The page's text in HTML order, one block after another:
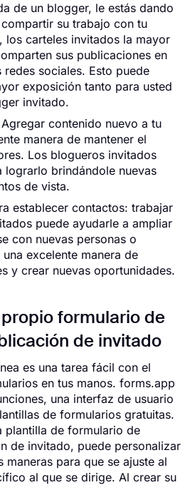
de un blogger, le estás dando
su trabajo con tu
los carteles invitados la mayor
sus publicaciones en
redes sociales. Esto puede
exposición tanto para usted
invitado.
contenido nuevo a tu
manera de mantener el
Los blogueros invitados
lograrlo brindándole nuevas
de vista.
establecer contactos: trabajar
puede ayudarle a ampliar
con nuevas personas o
excelente manera de
y crear nuevas oportunidades.
formulario de
de invitado
es una tarea fácil con el
en tus manos. forms.app
una interfaz de usuario
de formularios gratuitas.
plantilla de formulario de
de invitado, puede personalizar
para que se ajuste al
al que se dirige. Al crear su